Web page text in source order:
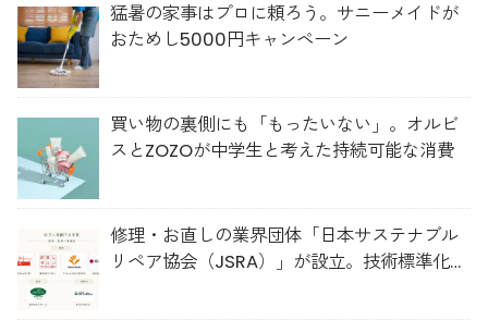
猛暑の家事はプロに頼ろう。サニーメイドが
おためし5000円キャンペーン
買い物の裏側にも「もったいない」。オルビ
スとZOZOが中学生と考えた持続可能な消費
修理・お直しの業界団体「日本サステナブル
リペア協会（JSRA）」が設立。技術標準化や